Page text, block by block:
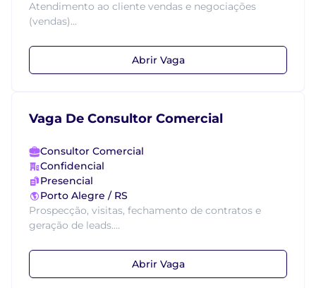
Atendimento ao cliente vendas e negociações
(vendas)...
Abrir Vaga
Vaga De Consultor Comercial
Consultor Comercial
Confidencial
Presencial
Porto Alegre / RS
Prospecção, visitas, fechamento de contratos e
geração de leads....
Abrir Vaga